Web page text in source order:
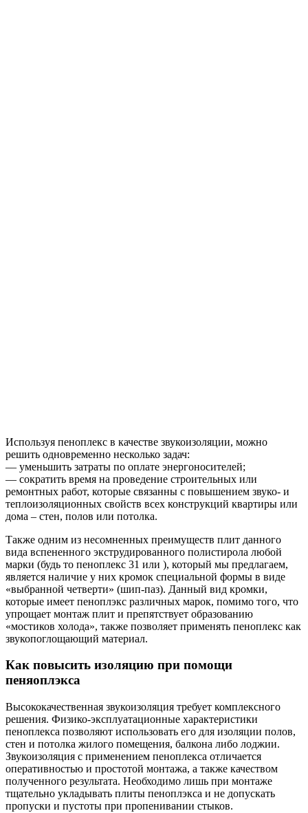
Используя пеноплекс в качестве звукоизоляции, можно
решить одновременно несколько задач:
— уменьшить затраты по оплате энергоносителей;
— сократить время на проведение строительных или
ремонтных работ, которые связанны с повышением звуко- и
теплоизоляционных свойств всех конструкций квартиры или
дома – стен, полов или потолка.
Также одним из несомненных преимуществ плит данного
вида вспененного экструдированного полистирола любой
марки (будь то пеноплекс 31 или ), который мы предлагаем,
является наличие у них кромок специальной формы в виде
«выбранной четверти» (шип-паз). Данный вид кромки,
которые имеет пеноплэкс различных марок, помимо того, что
упрощает монтаж плит и препятствует образованию
«мостиков холода», также позволяет применять пеноплекс как
звукопоглощающий материал.
Как повысить изоляцию при помощи
пеняоплэкса
Высококачественная звукоизоляция требует комплексного
решения. Физико-эксплуатационные характеристики
пеноплекса позволяют использовать его для изоляции полов,
стен и потолка жилого помещения, балкона либо лоджии.
Звукоизоляция с применением пеноплекса отличается
оперативностью и простотой монтажа, а также качеством
полученного результата. Необходимо лишь при монтаже
тщательно укладывать плиты пеноплэкса и не допускать
пропуски и пустоты при пропенивании стыков.